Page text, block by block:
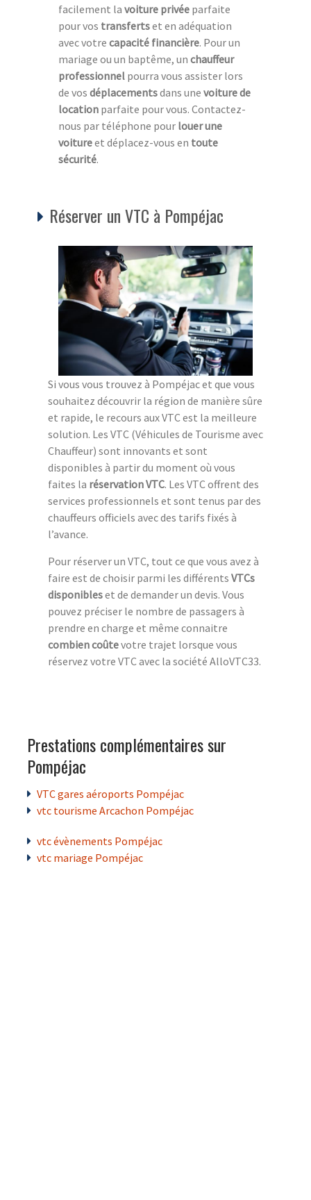
facilement la voiture privée parfaite
pour vos transfertset en adéquation
avec votre capacité financière. Pour un
mariage ou un baptême, un chauffeur
professionnel pourra vous assister lors
de vos déplacementsdans une voiture de
location parfaite pour vous. Contactez-
nous par téléphone pour louer une
voitureet déplacez-vous en toute
sécurité.
Réserver un VTC à Pompéjac
Si vous vous trouvez à Pompéjac et que vous
souhaitez découvrir la région de manière sûre
et rapide, le recours aux VTC est la meilleure
solution. Les VTC (Véhicules de Tourisme avec
Chauffeur) sont innovants et sont
disponibles à partir du moment où vous
faites la réservation VTC. Les VTC offrent des
services professionnels et sont tenus par des
chauffeurs officiels avec des tarifs fixés à
l’avance.
Pour réserver un VTC, tout ce que vous avez à
faire est de choisir parmi les différents VTCs
disponibleset de demander un devis. Vous
pouvez préciser le nombre de passagers à
prendre en charge et même connaitre
combien coûtevotre trajet lorsque vous
réservez votre VTC avec la société AlloVTC33.
Prestations complémentaires sur
Pompéjac
VTC gares aéroports Pompéjac
vtc tourisme Arcachon Pompéjac
vtc évènements Pompéjac
vtc mariage Pompéjac